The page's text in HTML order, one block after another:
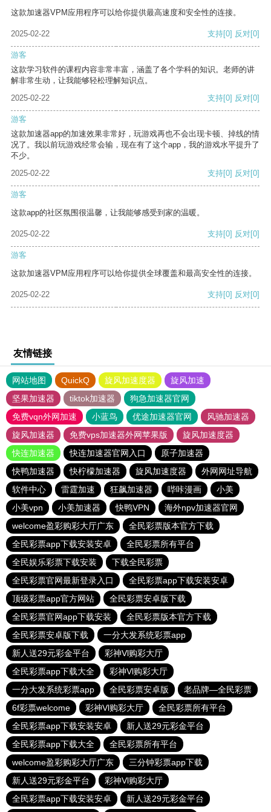
这款加速器VPM应用程序可以给你提供最高速度和安全性的连接。
2025-02-22 支持[0] 反对[0]
游客
这款学习软件的课程内容非常丰富，涵盖了各个学科的知识。老师的讲
解非常生动，让我能够轻松理解知识点。
2025-02-22
支持[0] 反对[0]
游客
这款加速器app的加速效果非常好，玩游戏再也不会出现卡顿、掉线的情
况了。我以前玩游戏经常会输，现在有了这个app，我的游戏水平提升了
不少。
2025-02-22
支持[0] 反对[0]
游客
这款app的社区氛围很温馨，让我能够感受到家的温暖。
2025-02-22 支持[0] 反对[0]
游客
这款加速器VPM应用程序可以给你提供全球覆盖和最高安全性的连接。
2025-02-22 支持[0] 反对[0]
友情链接
网站地图 QuickQ 旋风加速度器
旋风加速
坚果加速器
tiktok加速器
狗急加速器官网
免费vqn外网加速
小蓝鸟 优途加速器官网
风驰加速器
旋风加速器
免费vps加速器外网苹果版
旋风加速度器
快连加速器
快连加速器官网入口
原子加速器
快鸭加速器
快柠檬加速器 旋风加速度器
外网网址导航
软件中心
雷霆加速 狂飙加速器 哔咔漫画
小美
小美vpn
小美加速器 快鸭VPN
海外npv加速器官网
welcome盈彩购彩大厅广东
全民彩票版本官方下载
全民彩票app下载安装安卓
全民彩票所有平台
全民娱乐彩票下载安装
下载全民彩票
全民彩票官网最新登录入口
全民彩票app下载安装安卓
顶级彩票app官方网站
全民彩票安卓版下载
全民彩票官网app下载安装
全民彩票版本官方下载
全民彩票安卓版下载
一分大发系统彩票app
新人送29元彩金平台
彩神Vl购彩大厅
全民彩票app下载大全
彩神Vl购彩大厅
一分大发系统彩票app
全民彩票安卓版
老品牌—全民彩票
6f彩票welcome
彩神Vl购彩大厅
全民彩票所有平台
全民彩票app下载安装安卓
新人送29元彩金平台
全民彩票app下载大全
全民彩票所有平台
welcome盈彩购彩大厅广东
三分钟彩票app下载
新人送29元彩金平台
彩神Vl购彩大厅
全民彩票app下载安装安卓
新人送29元彩金平台